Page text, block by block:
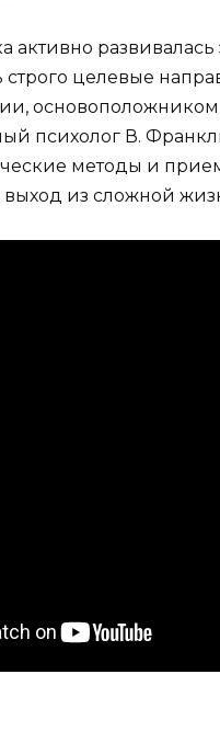
активно
целевые
основоположником
психолог В.
методы и
выход из сложной